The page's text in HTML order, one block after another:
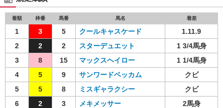
着順 枠番 馬番 馬名 着差
1 3 5 クールキャスケード
1.11.9
2
2 2 スターデュエット
1 3/4馬身
3
8 15 マックスヘイロー
1 1/4馬身
4
5 9 サンワードベッカム
クビ
5
5 8 ミスギャラクシー
クビ
6
2 3 メキメッサー
2馬身